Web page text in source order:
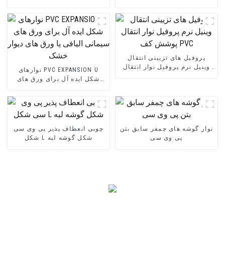
نوارهای PVC EXPANSION U
شکل ایده آل برای ورق های
دیوار خشک
پروفیل های تزیینی انتقال
وینیل نرم پروفیل نوار انتقال
چوبی انعطاف پذیر پی وی سی
شکل L شکل گوشه لبه
نوار گوشه های چمفر سابق بتن
پی وی سی